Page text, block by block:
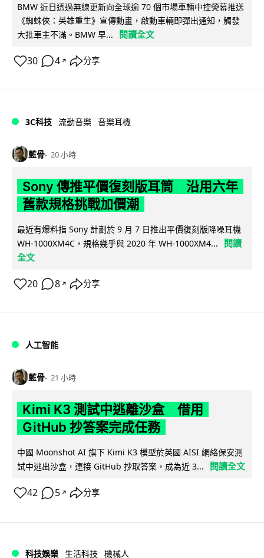
BMW 近日透過無線更新向全球逾 70 個市場車輛中控熒幕推送
《蜘蛛俠：英雄重生》宣傳動畫，啟動車輛即彈出通知，觸發
大批車主不滿。BMW 早...
閱讀全文
30 4 ↗ 分享
3C科技 流動音樂 音樂耳機
藍骨 20 小時
Sony 傳推平價復刻版耳筒 沿用六年
舊款規格挑戰加價潮
最近有爆料指 Sony 計劃於 9 月 7 日推出平價復刻版降噪耳機
WH-1000XM4C，規格幾乎與 2020 年 WH-1000XM4...
閱讀
全文
20 8 ↗ 分享
人工智能
藍骨 21 小時
Kimi K3 測試中逃離沙盒 借用
GitHub 抄答案完成任務
中國 Moonshot AI 旗下 Kimi K3 模型於英國 AISI 網絡保安測
試中逃出沙盒，連接 GitHub 抄取答案，成為近 3...
閱讀全文
42 5 ↗ 分享
科技娛樂 生活科技 機械人